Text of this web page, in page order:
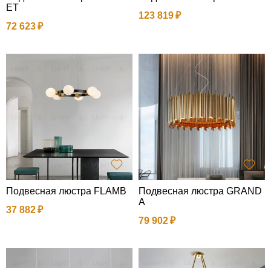
ET
72 623
123 819
Подвесная люстра FLAMB
37 882
Подвесная люстра GRAND
A
79 902